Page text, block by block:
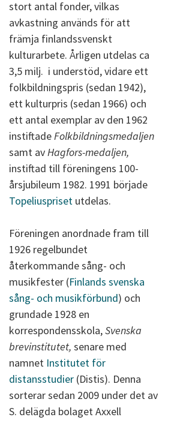
stort antal fonder, vilkas
avkastning används för att
främja finlandssvenskt
kulturarbete. Årligen utdelas ca
3,5 milj.  i understöd, vidare ett
folkbildningspris (sedan 1942),
ett kulturpris (sedan 1966) och
ett antal exemplar av den 1962
instiftadeFolkbildningsmedaljen
samt avHagfors-medaljen,
instiftad till föreningens 100-
årsjubileum 1982. 1991 började
Topeliuspriset utdelas.
Föreningen anordnade fram till
1926 regelbundet
återkommande sång- och
musikfester (Finlands svenska
sång- och musikförbund) och
grundade 1928 en
korrespondensskola,Svenska
brevinstitutet, senare med
namnet Institutet för
distansstudier (Distis). Denna
sorterar sedan 2009 under det av
S. delägda bolaget Axxell